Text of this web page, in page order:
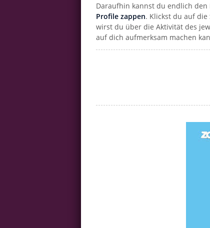
Daraufhin kannst du endlich
Profile zappen. Klickst du auf
wirst du über die Aktivität des
auf dich aufmerksam machen